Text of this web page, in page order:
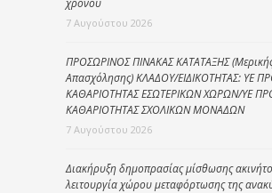
7 Αυγούστου 2026
ΠΡΟΣΩΡΙΝΟΣ ΠΙΝΑΚΑΣ ΚΑΤΑΤΑΞΗΣ
Απασχόλησης) ΚΛΑΔΟΥ/ΕΙΔΙΚΟΤΗΤΑΣ: ΥΕ
ΚΑΘΑΡΙΟΤΗΤΑΣ ΕΣΩΤΕΡΙΚΩΝ ΧΩΡΩΝ/ΥΕ
ΚΑΘΑΡΙΟΤΗΤΑΣ ΣΧΟΛΙΚΩΝ ΜΟΝΑΔΩΝ
7 Αυγούστου 2026
Διακήρυξη δημοπρασίας μίσθωσης
λειτουργία χώρου μεταφόρτωσης της